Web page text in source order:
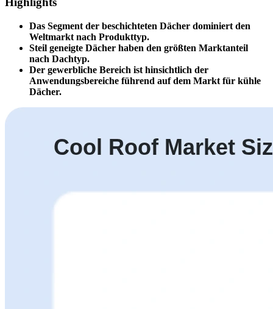
Das Segment der beschichteten Dächer dominiert den
Weltmarkt nach Produkttyp.
Steil geneigte Dächer haben den größten Marktanteil
nach Dachtyp.
Der gewerbliche Bereich ist hinsichtlich der
Anwendungsbereiche führend auf dem Markt für kühle
Dächer.